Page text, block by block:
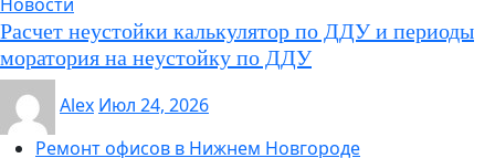
Расчет неустойки калькулятор по ДДУ и периоды
моратория на неустойку по ДДУ
Alex Июл 24, 2026
Ремонт офисов в Нижнем Новгороде